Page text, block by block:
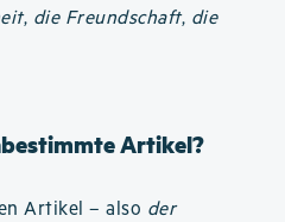
, die Freundschaft, die
Artikel?
Artikel – also der